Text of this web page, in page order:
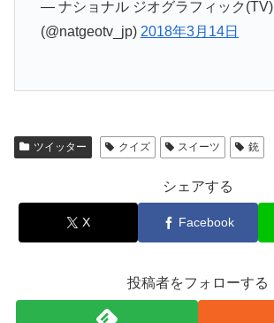
— ナショナル ジオグラフィック(TV)
(@natgeotv_jp) 2018年3月14日
ツイッター クイズ スイーツ 銃
シェアする
X Facebook
投稿者をフォローする